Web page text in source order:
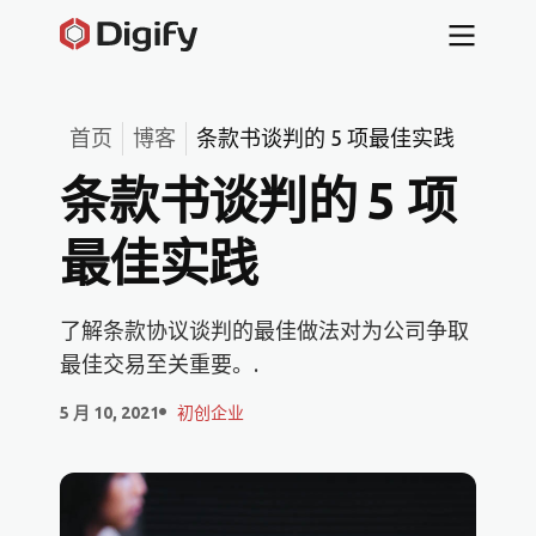
首页 博客 条款书谈判的 5 项最佳实践
条款书谈判的 5 项
最佳实践
了解条款协议谈判的最佳做法对为公司争取
最佳交易至关重要。.
5 月 10, 2021 初创企业